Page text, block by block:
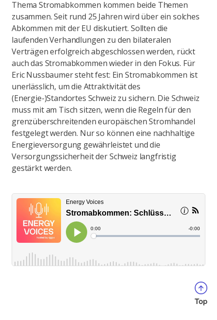
Thema Stromabkommen kommen beide Themen
zusammen. Seit rund 25 Jahren wird über ein solches
Abkommen mit der EU diskutiert. Sollten die
laufenden Verhandlungen zu den bilateralen
Verträgen erfolgreich abgeschlossen werden, rückt
auch das Stromabkommen wieder in den Fokus. Für
Eric Nussbaumer steht fest: Ein Stromabkommen ist
unerlässlich, um die Attraktivität des
(Energie-)Standortes Schweiz zu sichern. Die Schweiz
muss mit am Tisch sitzen, wenn die Regeln für den
grenzüberschreitenden europäischen Stromhandel
festgelegt werden. Nur so können eine nachhaltige
Energieversorgung gewährleistet und die
Versorgungssicherheit der Schweiz langfristig
gestärkt werden.
Top